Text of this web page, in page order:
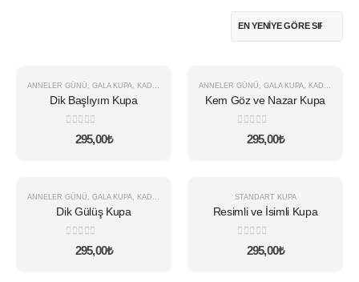
ANNELER GÜNÜ GALA KUPA KADINLAR GÜNÜ
Dik Başlıyım Kupa
5 üzerinden
295,00₺
ANNELER GÜNÜ GALA KUPA KADINLAR GÜNÜ
Kem Göz ve Nazar Kupa
5 üzerinden
295,00₺
ANNELER GÜNÜ , GALA KUPA, KADINLAR GÜNÜ
Dik Gülüş Kupa
5 üzerinden
295,00₺
ÇOK SATAN
Seçenekleri Göster
STANDART KUPA
Resimli ve İsimli Kupa
5 üzerinden
295,00₺